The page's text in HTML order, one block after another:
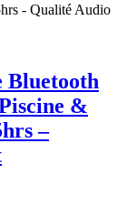
Bluetooth
&
–